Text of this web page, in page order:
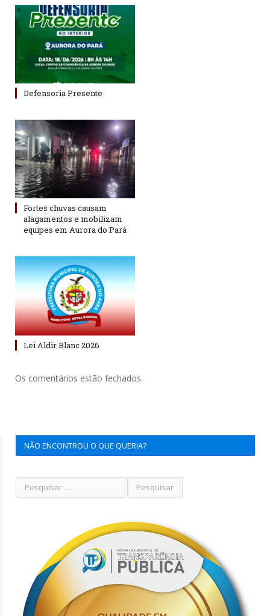
Defensoria Presente
Fortes chuvas causam
alagamentos e mobilizam
equipes em Aurora do Pará
Lei Aldir Blanc 2026
Os comentários estão fechados.
NÃO ENCONTROU O QUE QUERIA?